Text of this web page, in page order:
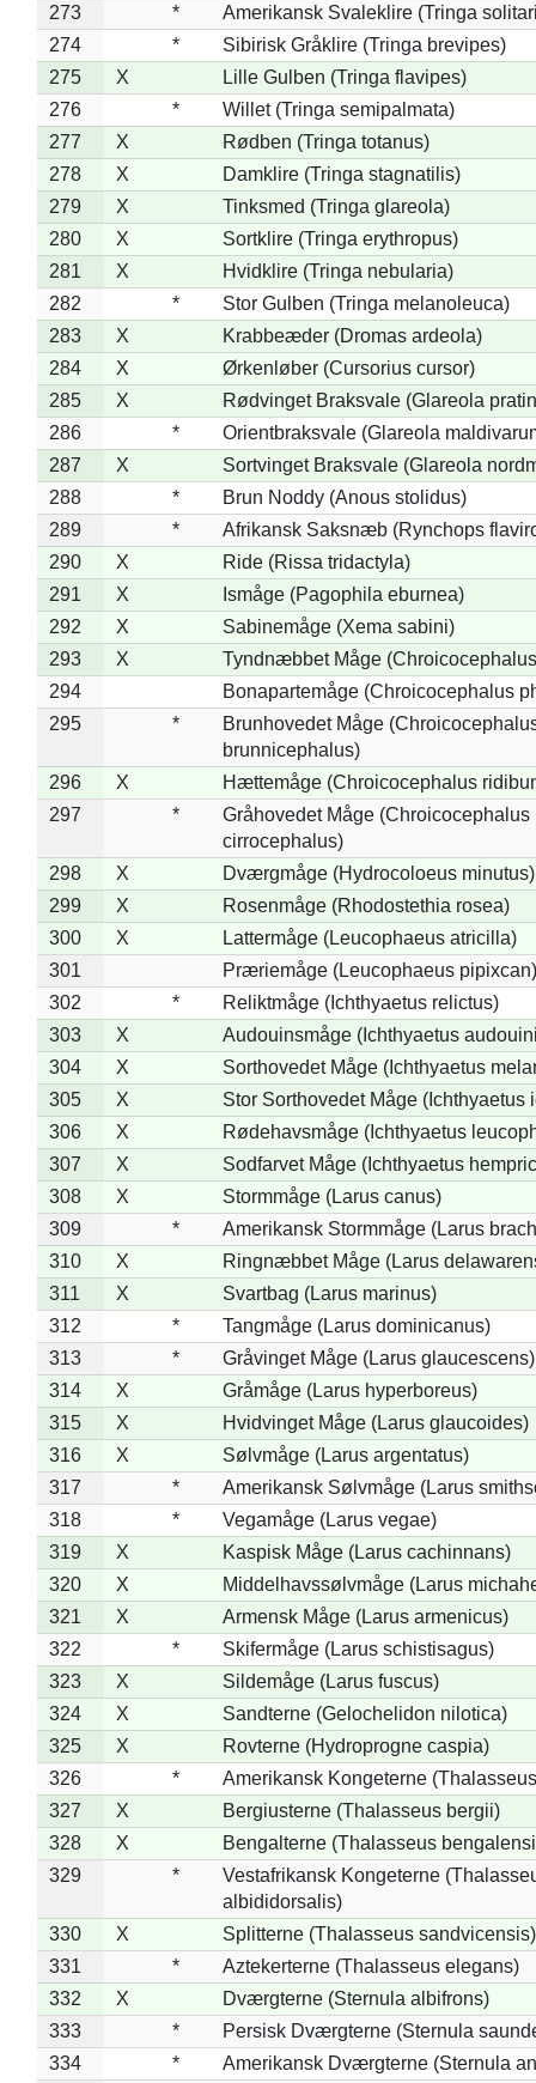
273
*
Amerikansk Svaleklire (Tringa
274
*
Sibirisk Gråklire (Tringa brevipes)
275
X
Lille Gulben (Tringa flavipes)
276
*
Willet (Tringa semipalmata)
277
X
Rødben (Tringa totanus)
278
X
Damklire (Tringa stagnatilis)
279
X
Tinksmed (Tringa glareola)
280
X
Sortklire (Tringa erythropus)
281
X
Hvidklire (Tringa nebularia)
282
*
Stor Gulben (Tringa melanoleuca)
283
X
Krabbeæder (Dromas ardeola)
284
X
Ørkenløber (Cursorius cursor)
285
X
Rødvinget Braksvale (Glareola
286
*
Orientbraksvale (Glareola
287
X
Sortvinget Braksvale (Glareola
288
*
Brun Noddy (Anous stolidus)
289
*
Afrikansk Saksnæb (Rynchops
290
X
Ride (Rissa tridactyla)
291
X
Ismåge (Pagophila eburnea)
292
X
Sabinemåge (Xema sabini)
293
X
Tyndnæbbet Måge
294
Bonapartemåge (Chroicocephalus
295
*
Brunhovedet Måge
brunnicephalus)
296
X
Hættemåge (Chroicocephalus
297
*
Gråhovedet Måge (Chroicocephalus
cirrocephalus)
298
X
Dværgmåge (Hydrocoloeus minutus)
299
X
Rosenmåge (Rhodostethia rosea)
300
X
Lattermåge (Leucophaeus atricilla)
301
Præriemåge (Leucophaeus pipixcan)
302
*
Reliktmåge (Ichthyaetus relictus)
303
X
Audouinsmåge (Ichthyaetus
304
X
Sorthovedet Måge (Ichthyaetus
305
X
Stor Sorthovedet Måge (Ichthyaetus
306
X
Rødehavsmåge (Ichthyaetus
307
X
Sodfarvet Måge (Ichthyaetus
308
X
Stormmåge (Larus canus)
309
*
Amerikansk Stormmåge (Larus
310
X
Ringnæbbet Måge (Larus
311
X
Svartbag (Larus marinus)
312
*
Tangmåge (Larus dominicanus)
313
*
Gråvinget Måge (Larus glaucescens)
314
X
Gråmåge (Larus hyperboreus)
315
X
Hvidvinget Måge (Larus glaucoides)
316
X
Sølvmåge (Larus argentatus)
317
*
Amerikansk Sølvmåge (Larus
318
*
Vegamåge (Larus vegae)
319
X
Kaspisk Måge (Larus cachinnans)
320
X
Middelhavssølvmåge (Larus
321
X
Armensk Måge (Larus armenicus)
322
*
Skifermåge (Larus schistisagus)
323
X
Sildemåge (Larus fuscus)
324
X
Sandterne (Gelochelidon nilotica)
325
X
Rovterne (Hydroprogne caspia)
326
*
Amerikansk Kongeterne
327
X
Bergiusterne (Thalasseus bergii)
328
X
Bengalterne (Thalasseus
329
*
Vestafrikansk Kongeterne
albididorsalis)
330
X
Splitterne (Thalasseus sandvicensis)
331
*
Aztekerterne (Thalasseus elegans)
332
X
Dværgterne (Sternula albifrons)
333
*
Persisk Dværgterne (Sternula
334
*
Amerikansk Dværgterne (Sternula